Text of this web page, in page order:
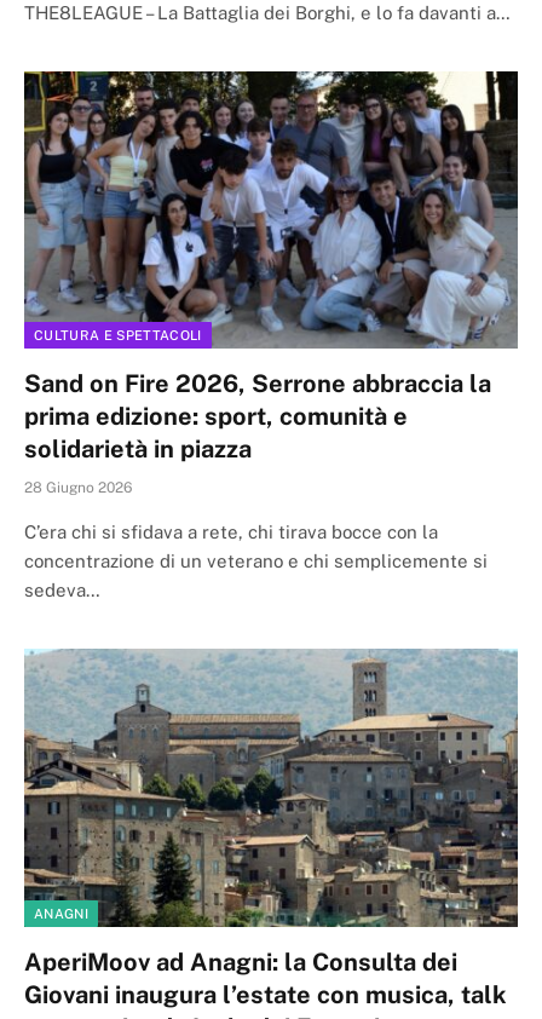
THE8LEAGUE – La Battaglia dei Borghi, e lo fa davanti a…
CULTURA E SPETTACOLI
Sand on Fire 2026, Serrone abbraccia la
prima edizione: sport, comunità e
solidarietà in piazza
28 Giugno 2026
C’era chi si sfidava a rete, chi tirava bocce con la
concentrazione di un veterano e chi semplicemente si
sedeva…
ANAGNI
AperiMoov ad Anagni: la Consulta dei
Giovani inaugura l’estate con musica, talk